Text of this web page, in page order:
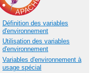
Définition des variables
d'environnement
Utilisation des variables
d'environnement
Variables d'environnement à
usage spécial